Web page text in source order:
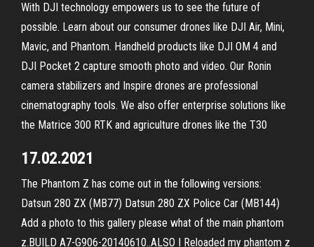
With DJI technology empowers us to see the future of
possible. Learn about our consumer drones like DJI Air, Mini,
Mavic, and Phantom. Handheld products like DJI OM 4 and
DJI Pocket 2 capture smooth photo and video. Our Ronin
camera stabilizers and Inspire drones are professional
cinematography tools. We also offer enterprise solutions like
the Matrice 300 RTK and agriculture drones like the T30
17.02.2021
The Phantom Z has come out in the following versions:
Datsun 280 ZX (MB77) Datsun 280 ZX Police Car (MB144)
Add a photo to this gallery please what of the main phantom
z.BUILD A7-G906-20140610..ALSO I Reloaded my phantom z